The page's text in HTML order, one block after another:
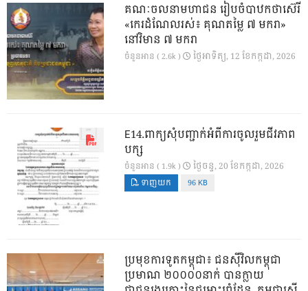
គណៈចលនាមហាជន រៀបចំបាឋកថាស៊េរី
«កេរដំណែលរស់៖ គុណតម្លៃ ៧ មករា»
នៅវិមាន ៧ មករា
ចំនួនអាន ( 2.6k ) ថ្ងៃ​អាទិត្យ, 12 ខែ​កក្កដា, 2026
E14.ពាក្យសុំបញ្ជាក់អំពីការចូលរួមជីវភាព
បក្ស
ចំនួនអាន ( 1.9k ) ថ្ងៃ​ចន្ទ, 20 ខែ​កក្កដា, 2026
ទាញយក 96 KB
ប្រមុខការទូតកម្ពុជា៖ ជនស៊ីវិលកម្ពុជា
ប្រមាណ ២០០០០នាក់ បានក្លាយ